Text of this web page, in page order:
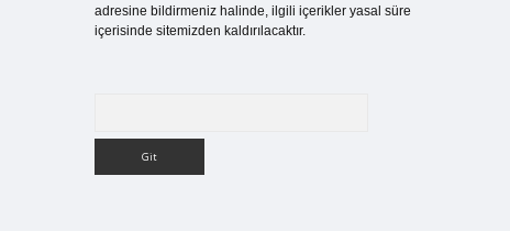
adresine bildirmeniz halinde, ilgili içerikler yasal süre
içerisinde sitemizden kaldırılacaktır.